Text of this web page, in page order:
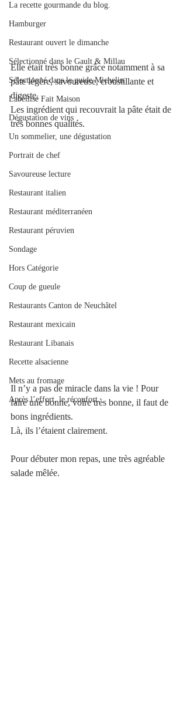
La recette gourmande du blog.
Hamburger
Restaurant ouvert le dimanche
Sélectionné dans le Gault & Millau
Sélectionné dans le guide Michelin
Labellisé Fait Maison
Dégustation de vins
Un sommelier, une dégustation
Portrait de chef
Savoureuse lecture
Restaurant italien
Restaurant méditerranéen
Restaurant péruvien
Sondage
Hors Catégorie
Coup de gueule
Restaurants Canton de Neuchâtel
Restaurant mexicain
Restaurant Libanais
Recette alsacienne
Mets au fromage
Après l’effort, le réconfort.
Elle était très bonne grâce notamment à sa
pâte légère, savoureuse, croustillante et
digeste.
Les ingrédient qui recouvrait la pâte était de
très bonnes qualités.
Il n’y a pas de miracle dans la vie ! Pour
faire une bonne, voire très bonne, il faut de
bons ingrédients.
Là, ils l’étaient clairement.
Pour débuter mon repas, une très agréable
salade mêlée.